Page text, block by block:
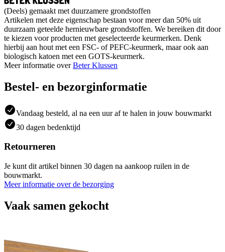
(Deels) gemaakt met duurzamere grondstoffen
Artikelen met deze eigenschap bestaan voor meer dan 50% uit
duurzaam geteelde hernieuwbare grondstoffen. We bereiken dit door
te kiezen voor producten met geselecteerde keurmerken. Denk
hierbij aan hout met een FSC- of PEFC-keurmerk, maar ook aan
biologisch katoen met een GOTS-keurmerk.
Meer informatie overBeter Klussen
Bestel- en bezorginformatie
Vandaag besteld, al na een uur af te halen in jouw bouwmarkt
30 dagen bedenktijd
Retourneren
Je kunt dit artikel binnen 30 dagen na aankoop ruilen in de
bouwmarkt.
Meer informatie over de bezorging
Vaak samen gekocht